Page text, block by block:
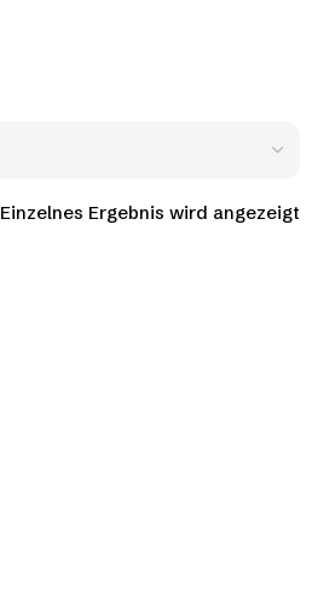
Einzelnes Ergebnis wird angezeigt